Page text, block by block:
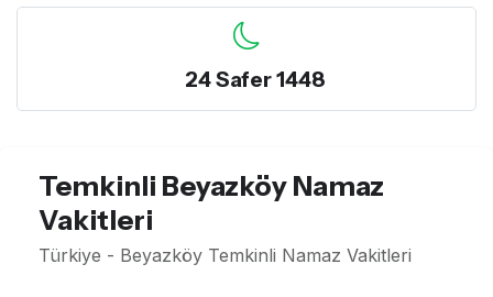
24 Safer 1448
Temkinli Beyazköy Namaz
Vakitleri
Türkiye - Beyazköy Temkinli Namaz Vakitleri